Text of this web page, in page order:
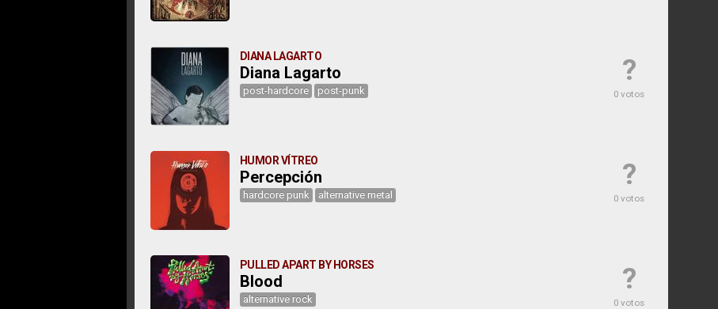
?
0 votos
DIANA LAGARTO
Diana Lagarto
post-hardcore post-punk
?
0 votos
HUMOR VÍTREO
Percepción
hardcore punk alternative metal
?
0 votos
PULLED APART BY HORSES
Blood
alternative rock